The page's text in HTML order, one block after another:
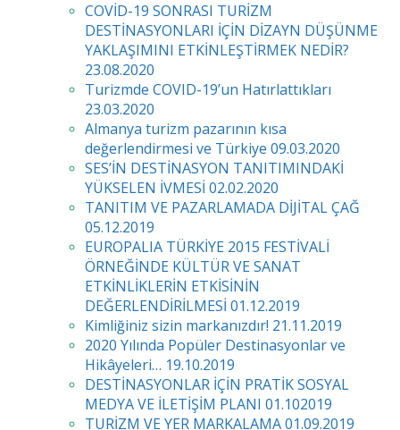
COVİD-19 SONRASI TURİZM
DESTİNASYONLARI İÇİN DİZAYN DÜŞÜNME
YAKLAŞIMINI ETKİNLEŞTİRMEK NEDİR?
23.08.2020
Turizmde COVID-19’un Hatırlattıkları
23.03.2020
Almanya turizm pazarının kısa
değerlendirmesi ve Türkiye 09.03.2020
SES’İN DESTİNASYON TANITIMINDAKİ
YÜKSELEN İVMESİ 02.02.2020
TANITIM VE PAZARLAMADA DİJİTAL ÇAĞ
05.12.2019
EUROPALIA TÜRKİYE 2015 FESTİVALİ
ÖRNEĞİNDE KÜLTÜR VE SANAT
ETKİNLİKLERİN ETKİSİNİN
DEĞERLENDİRİLMESİ 01.12.2019
Kimliğiniz sizin markanızdır! 21.11.2019
2020 Yılında Popüler Destinasyonlar ve
Hikâyeleri… 19.10.2019
DESTİNASYONLAR İÇİN PRATİK SOSYAL
MEDYA VE İLETİŞİM PLANI 01.102019
TURİZM VE YER MARKALAMA 01.09.2019